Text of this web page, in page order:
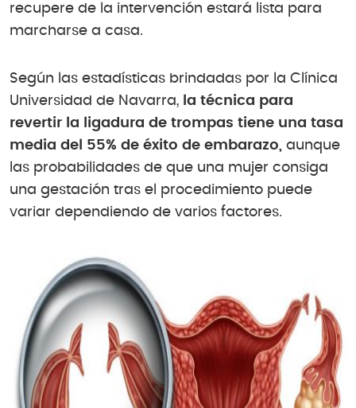
recupere de la intervención estará lista para
marcharse a casa.
Según las estadísticas brindadas por la Clínica
Universidad de Navarra, la técnica para
revertir la ligadura de trompas tiene una tasa
media del 55% de éxito de embarazo, aunque
las probabilidades de que una mujer consiga
una gestación tras el procedimiento puede
variar dependiendo de varios factores.